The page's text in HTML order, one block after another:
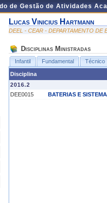
de Gestão de Atividades
Lucas Vinicius Hartmann
DEEL - CEAR - DEPARTAMENTO DE
Disciplinas Ministradas
Infantil Fundamental Técnico
Disciplina
2016.2
DEE0015
BATERIAS E